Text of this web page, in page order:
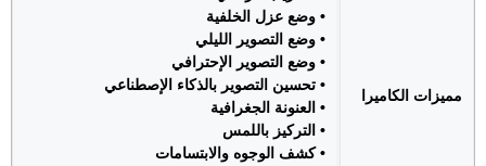
مميزات الكاميرا
• وضع عزل الخلفية
• وضع التصوير الليلي
• وضع التصوير الإحترافي
• تحسين التصوير بالذكاء الإصطناعي
• العنونة الجغرافية
• التركيز باللمس
• كشف الوجوه والابتسامات